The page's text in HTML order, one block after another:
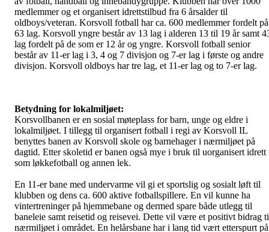
medlemmer og et organisert idrettstilbud fra 6 årsalder til
oldboys/veteran. Korsvoll fotball har ca. 600 medlemmer fordelt på
63 lag. Korsvoll yngre består av 13 lag i alderen 13 til 19 år samt
lag fordelt på de som er 12 år og yngre. Korsvoll fotball senior
består av 11-er lag i 3, 4 og 7 divisjon og 7-er lag i første og andre
divisjon. Korsvoll oldboys har tre lag, et 11-er lag og to 7-er lag.
Betydning for lokalmiljøet:
Korsvollbanen er en sosial møteplass for barn, unge og eldre i
lokalmiljøet. I tillegg til organisert fotball i regi av Korsvoll IL
benyttes banen av Korsvoll skole og barnehager i nærmiljøet på
dagtid. Etter skoletid er banen også mye i bruk til uorganisert idrett
som løkkefotball og annen lek.
En 11-er bane med undervarme vil gi et sportslig og sosialt løft til
klubben og dens ca. 600 aktive fotballspillere. En vil kunne ha
vintertreninger på hjemmebane og dermed spare både utlegg til
baneleie samt reisetid og reisevei. Dette vil være et positivt bidrag
nærmiljøet i området. En helårsbane har i lang tid vært etterspurt på